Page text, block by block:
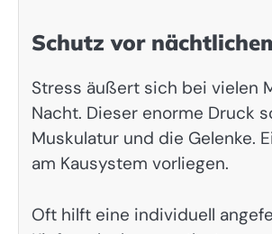
Schutz vor
Stress äußert sich bei vielen
Nacht. Dieser enorme Druck
Muskulatur und die Gelenke.
am Kausystem vorliegen.
Oft hilft eine individuell